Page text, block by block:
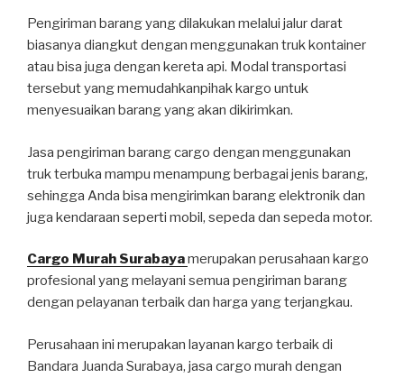
Pengiriman barang yang dilakukan melalui jalur darat
biasanya diangkut dengan menggunakan truk kontainer
atau bisa juga dengan kereta api. Modal transportasi
tersebut yang memudahkanpihak kargo untuk
menyesuaikan barang yang akan dikirimkan.
Jasa pengiriman barang cargo dengan menggunakan
truk terbuka mampu menampung berbagai jenis barang,
sehingga Anda bisa mengirimkan barang elektronik dan
juga kendaraan seperti mobil, sepeda dan sepeda motor.
Cargo Murah Surabayamerupakan perusahaan kargo
profesional yang melayani semua pengiriman barang
dengan pelayanan terbaik dan harga yang terjangkau.
Perusahaan ini merupakan layanan kargo terbaik di
Bandara Juanda Surabaya, jasa cargo murah dengan